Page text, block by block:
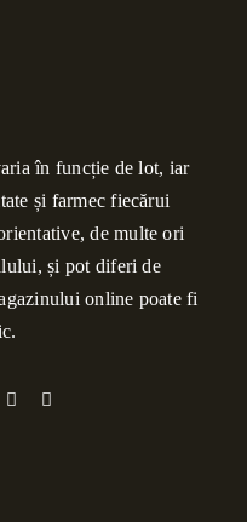
în funcție de lot, iar
și farmec fiecărui
de multe ori
și pot diferi de
online poate fi